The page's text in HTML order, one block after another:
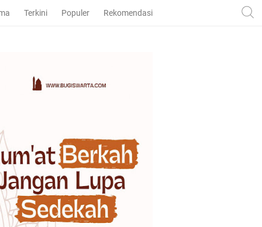
Terkini Populer Rekomendasi